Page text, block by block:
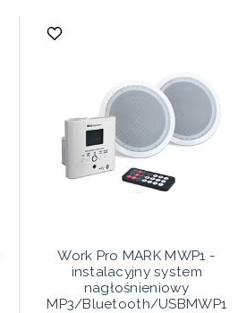
Work Pro MARK MWP1 -
instalacyjny system
nagłośnieniowy
MP3/Bluetooth/USBMWP1